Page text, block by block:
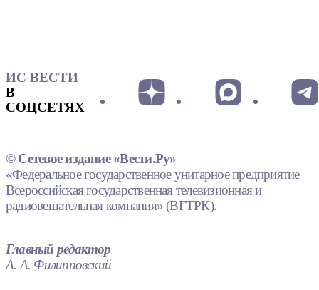
ИС ВЕСТИ
В
СОЦСЕТЯХ
© Сетевое издание «Вести.Ру»
«Федеральное государственное унитарное предприятие
Всероссийская государственная телевизионная и
радиовещательная компания» (ВГТРК).
Главный редактор
А. А. Филипповский